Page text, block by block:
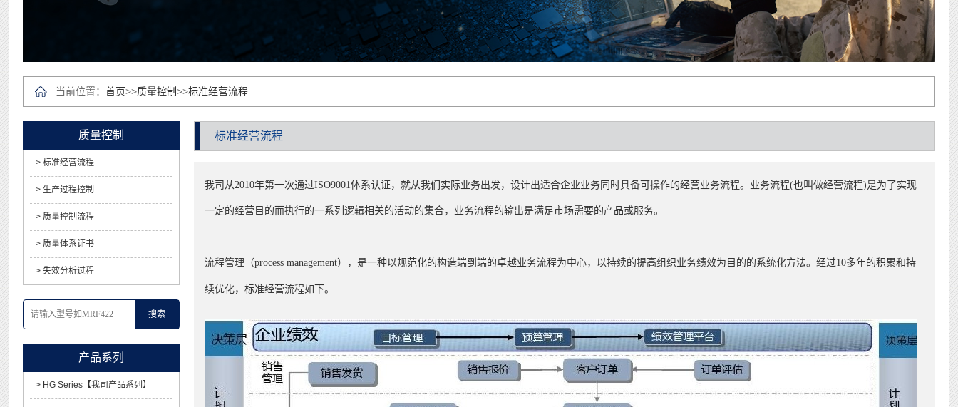
当前位置： 首页>>质量控制>>标准经营流程
质量控制
> 标准经营流程
> 生产过程控制
> 质量控制流程
> 质量体系证书
> 失效分析过程
搜索
产品系列
> HG Series【我司产品系列】
标准经营流程
我司从2010年第一次通过ISO9001体系认证，就从我们实际业务出发，设计出适合企业业务同时具备可操作的经营业务流程。业务流程(也叫做经营流程)是为了实现
一定的经营目的而执行的一系列逻辑相关的活动的集合，业务流程的输出是满足市场需要的产品或服务。
流程管理（process management），是一种以规范化的构造端到端的卓越业务流程为中心，以持续的提高组织业务绩效为目的的系统化方法。 经过10多年的积累和持
续优化，标准经营流程如下。